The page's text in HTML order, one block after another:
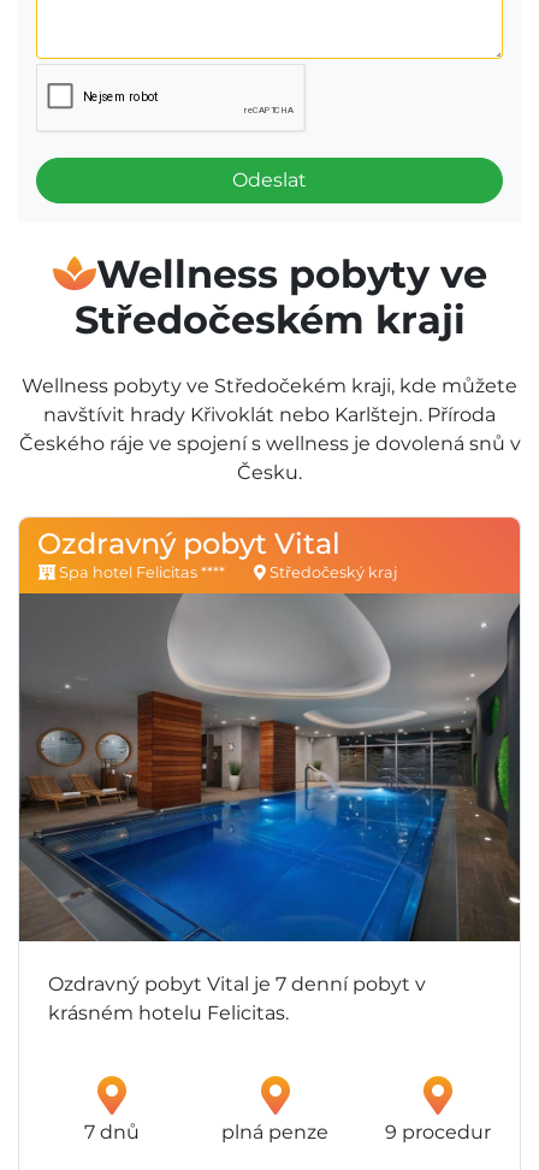
Odeslat
Wellness pobyty ve
Středočeském kraji
Wellness pobyty ve Středočekém kraji, kde můžete
navštívit hrady Křivoklát nebo Karlštejn. Příroda
Českého ráje ve spojení s wellness je dovolená snů v
Česku.
Ozdravný pobyt Vital
Spa hotel Felicitas **** Středočeský kraj
Ozdravný pobyt Vital je 7 denní pobyt v
krásném hotelu Felicitas.
7 dnů plná penze 9 procedur